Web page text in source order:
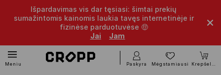
Išpardavimas vis dar tęsiasi: šimtai prekių
sumažintomis kainomis laukia tavęs internetinėje ir
fizinėse parduotuvėse 🤑
Jai
Jam
Meniu Paskyra Mėgstamiausi Krepšelis